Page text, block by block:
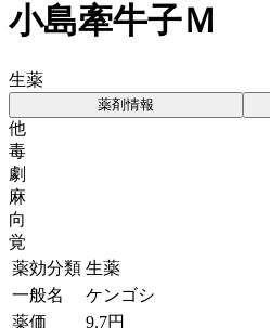
小島牽牛子Ｍ
生薬
薬剤情報
他
毒
劇
麻
向
覚
薬効分類 生薬
一般名
ケンゴシ
薬価
9.7円